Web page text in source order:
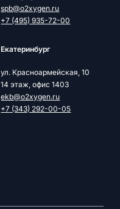
spb@o2xygen.ru
+7 (495) 935-72-00
Екатеринбург
ул. Красноармейская, 10
14 этаж, офис 1403
ekb@o2xygen.ru
+7 (343) 292-00-05